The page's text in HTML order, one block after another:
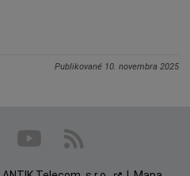
Publikované 10. novembra 2025